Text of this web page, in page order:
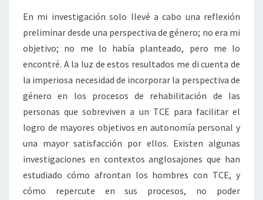
En mi investigación solo llevé a cabo una reflexión
preliminar desde una perspectiva de género; no era mi
objetivo; no me lo había planteado, pero me lo
encontré. A la luz de estos resultados me di cuenta de
la imperiosa necesidad de incorporar la perspectiva de
género en los procesos de rehabilitación de las
personas que sobreviven a un TCE para facilitar el
logro de mayores objetivos en autonomía personal y
una mayor satisfacción por ellos. Existen algunas
investigaciones en contextos anglosajones que han
estudiado cómo afrontan los hombres con TCE, y
cómo repercute en sus procesos, no poder